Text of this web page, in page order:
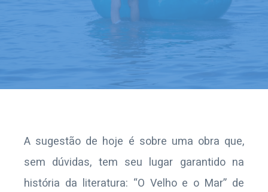
A sugestão de hoje é sobre uma obra que,
sem dúvidas, tem seu lugar garantido na
história da literatura: “O Velho e o Mar” de